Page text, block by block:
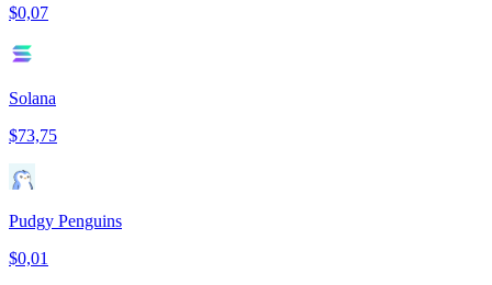
$0,07
Solana
$73,75
Pudgy Penguins
$0,01